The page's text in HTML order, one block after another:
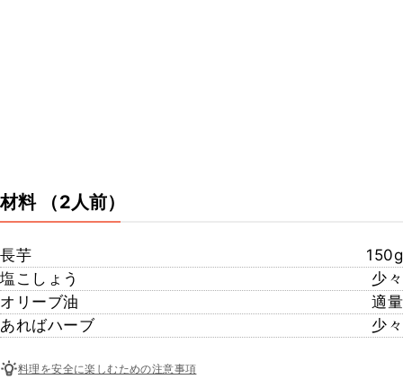
材料 （2人前）
長芋
150g
塩こしょう
少々
オリーブ油
適量
あればハーブ
少々
料理を安全に楽しむための注意事項